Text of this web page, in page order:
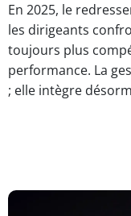
En 2025, le
les dirigeants
toujours plus
performance. La
; elle intègre